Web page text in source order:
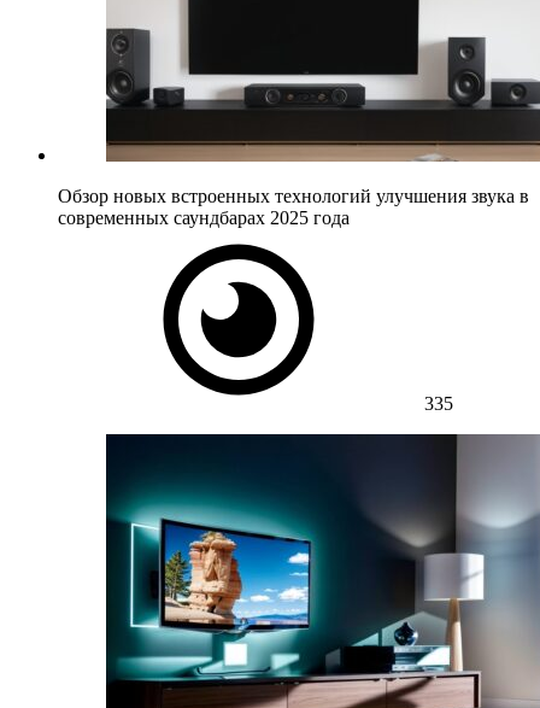
Обзор новых встроенных технологий улучшения звука в
современных саундбарах 2025 года
335